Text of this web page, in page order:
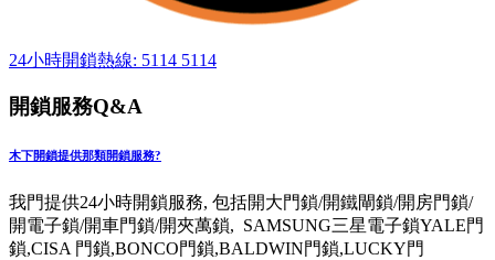
24小時開鎖熱線: 5114 5114
開鎖服務Q&A
木下開鎖提供那類開鎖服務?
我門提供24小時開鎖服務, 包括開大門鎖/開鐵閘鎖/開房門鎖/
開電子鎖/開車門鎖/開夾萬鎖, SAMSUNG三星電子鎖YALE門
鎖,CISA 門鎖,BONCO門鎖,BALDWIN門鎖,LUCKY門